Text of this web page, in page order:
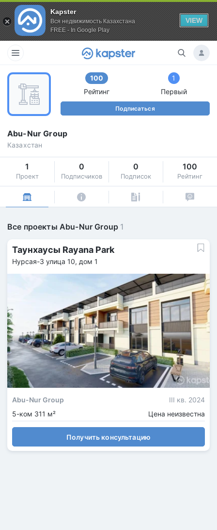
Kapster
Вся недвижимость Казахстана
FREE - In Google Play
VIEW
100
Рейтинг
1
Первый
Подписаться
Abu-Nur Group
Казахстан
1
Проект
0
Подписчиков
0
Подписок
100
Рейтинг
Все проекты Abu-Nur Group 1
Таунхаусы Rayana Park
Нурсая-3 улица 10, дом 1
Abu-Nur Group
III кв. 2024
5-ком 311 м²
Цена неизвестна
Получить консультацию